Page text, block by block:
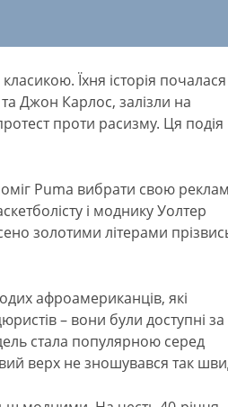
Їхня історія почалася
Джон Карлос, залізли на
проти расизму. Ця подія
Puma вибрати свою
і моднику Уолтер
золотими літерами
афроамериканців, які
– вони були доступні за
стала популярною серед
верх не зношувався так